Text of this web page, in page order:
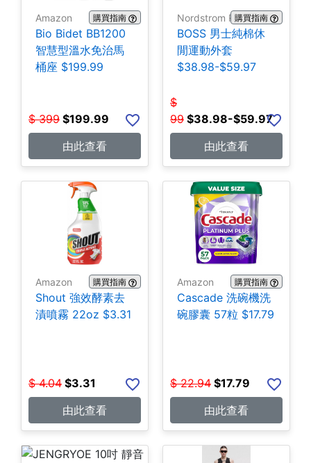
Amazon 購買指南
Bio Bidet BB1200
智慧型溫水免治馬
桶座 $199.99
$ 399 $199.99
由此查看
Nordstrom Rack購買指南
BOSS 男士純棉休
閒運動外套
$38.98-$59.97
$
99 $38.98-$59.97
由此查看
Amazon 購買指南
Shout 強效酵素去
漬噴霧 22oz $3.31
$ 4.04 $3.31
由此查看
Amazon 購買指南
Cascade 洗碗機洗
碗膠囊 57粒 $17.79
$ 22.94 $17.79
由此查看